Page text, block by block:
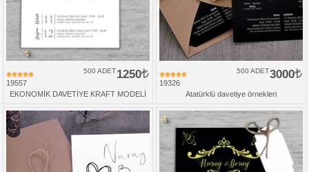
19557
1250
500 ADET
EKONOMİK DAVETİYE KRAFT MODELİ
19326
3000
500 ADET
Atatürklü davetiye örnekleri